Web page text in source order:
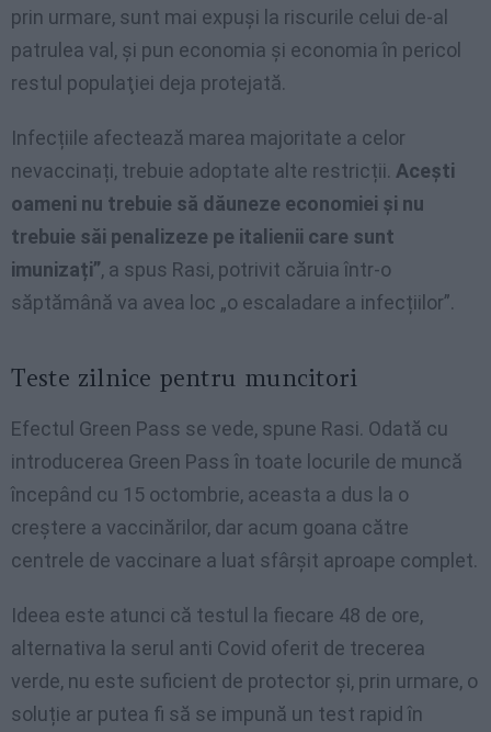
prin urmare, sunt mai expuși la riscurile celui de-al
patrulea val, și pun economia și economia în pericol
restul populaţiei deja protejată.
Infecțiile afectează marea majoritate a celor
nevaccinați, trebuie adoptate alte restricții. Acești
oameni nu trebuie să dăuneze economiei și nu
trebuie săi penalizeze pe italienii care sunt
imunizați”, a spus Rasi, potrivit căruia într-o
săptămână va avea loc „o escaladare a infecțiilor”.
Teste zilnice pentru muncitori
Efectul Green Pass se vede, spune Rasi. Odată cu
introducerea Green Pass în toate locurile de muncă
începând cu 15 octombrie, aceasta a dus la o
creștere a vaccinărilor, dar acum goana către
centrele de vaccinare a luat sfârșit aproape complet.
Ideea este atunci că testul la fiecare 48 de ore,
alternativa la serul anti Covid oferit de trecerea
verde, nu este suficient de protector și, prin urmare, o
soluție ar putea fi să se impună un test rapid în